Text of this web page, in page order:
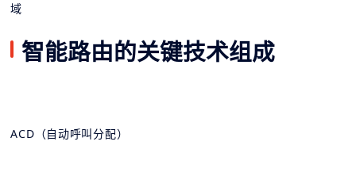
域
智能路由的关键技术组成
ACD（自动呼叫分配）